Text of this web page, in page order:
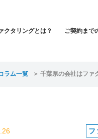
クタリングとは？ ご契約まで
ラム一覧 千葉県の会社はファ
フ